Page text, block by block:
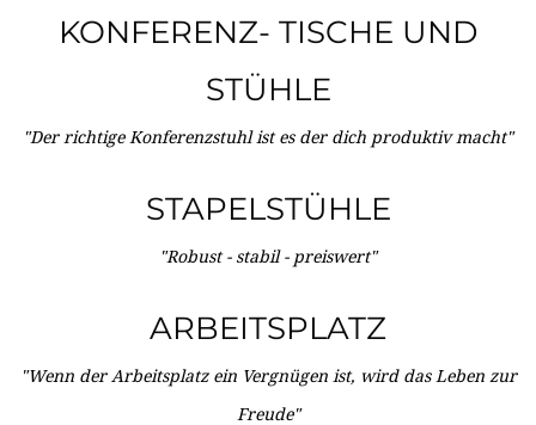
KONFERENZ- TISCHE UND
STÜHLE
"Der richtige Konferenzstuhl ist es der dich produktiv macht"
STAPELSTÜHLE
"Robust - stabil - preiswert"
ARBEITSPLATZ
"Wenn der Arbeitsplatz ein Vergnügen ist, wird das Leben zur
Freude"